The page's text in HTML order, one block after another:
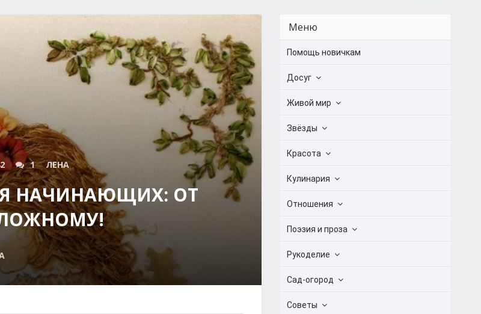
1 ЛЕНА
НАЧИНАЮЩИХ: ОТ
Меню
Помощь новичкам
Досуг
Живой мир
Звёзды
Красота
Кулинария
Отношения
Поэзия и проза
Рукоделие
Сад-огород
Советы